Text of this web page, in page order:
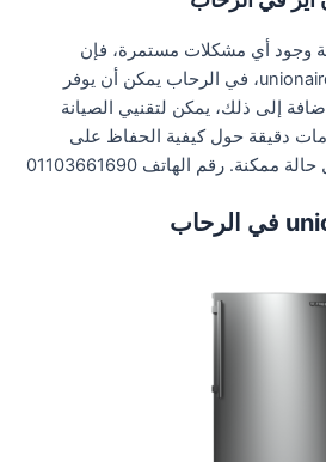
وجود أي مشكلات مستمرة، فإن
التواصل مع خدمة عملاء unionaire، في الرحاب يمكن أن يوفر
إلى ذلك، يمكن لتقنيي الصيانة
دقيقة حول كيفية الحفاظ على
رقم الهاتف 01103661690